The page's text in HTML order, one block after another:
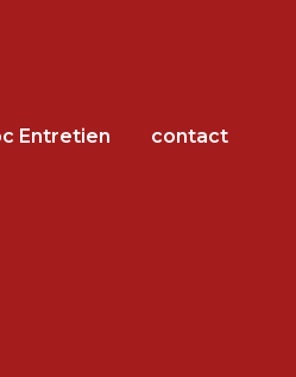
Entretien contact